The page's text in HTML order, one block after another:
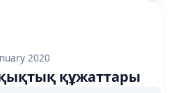
2020
құжаттары